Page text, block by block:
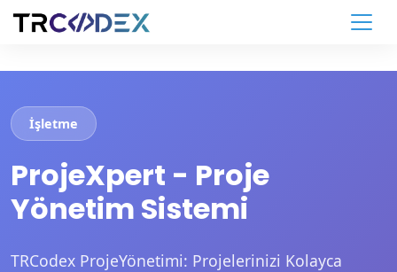
İşletme
ProjeXpert - Proje
Yönetim Sistemi
TRCodex ProjeYönetimi: Projelerinizi Kolayca